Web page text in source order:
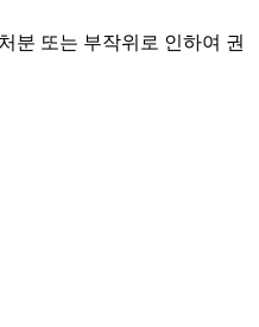
분 또는 부작위로 인하여 권